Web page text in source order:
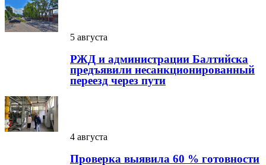
5 августа
РЖД и администрации Балтийска
предъявили несанкционированный
переезд через пути
4 августа
Проверка выявила 60 % готовности